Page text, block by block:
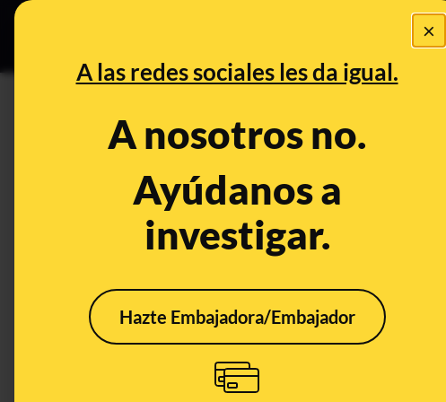
×
A las redes sociales les da igual.
A nosotros no.
Ayúdanos a
investigar.
Hazte Embajadora/Embajador
Bulos
PREBUNKING
eólica marina
Qué es la energía eólica
marina y qué ventajas e